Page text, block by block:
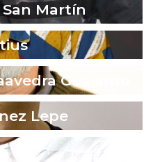
Martín
Guajardo
Lepe